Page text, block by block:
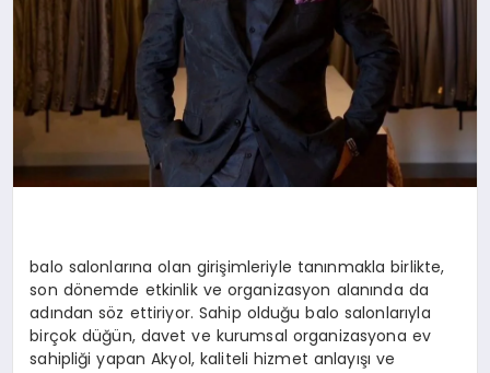
balo salonlarına olan girişimleriyle tanınmakla birlikte,
son dönemde etkinlik ve organizasyon alanında da
adından söz ettiriyor. Sahip olduğu balo salonlarıyla
birçok düğün, davet ve kurumsal organizasyona ev
sahipliği yapan Akyol, kaliteli hizmet anlayışı ve